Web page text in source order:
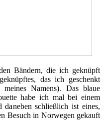
Bändern, die ich geknüpft
das ich geschenkt
Namens). Das blaue
habe ich mal bei einem
daneben schließlich ist eines,
Besuch in Norwegen gekauft